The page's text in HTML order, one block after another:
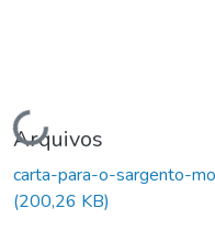
Carregando...
Arquivos
carta-para-o-sargento-
(200,26 KB)